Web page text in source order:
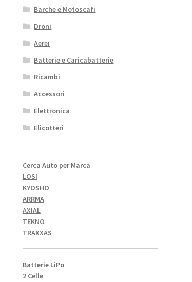
Barche e Motoscafi
Droni
Aerei
Batterie e Caricabatterie
Ricambi
Accessori
Elettronica
Elicotteri
Cerca Auto per Marca
LOSI
KYOSHO
ARRMA
AXIAL
TEKNO
TRAXXAS
Batterie LiPo
2 Celle